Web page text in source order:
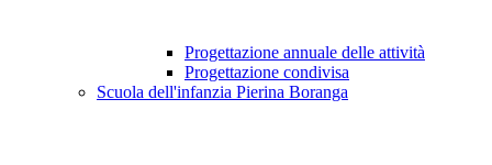
Progettazione annuale delle attività
Progettazione condivisa
Scuola dell'infanzia Pierina Boranga